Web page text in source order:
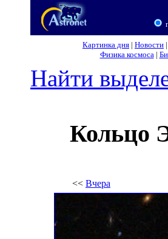
Картинка дня | Новости |
Физика космоса|
Найти
Кольцо
<< Вчера